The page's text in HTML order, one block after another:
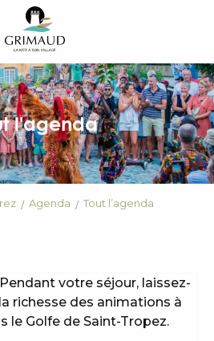
l'agenda
Agenda Tout l’agenda
votre séjour, laissez-
richesse des animations à
le Golfe de Saint-Tropez.